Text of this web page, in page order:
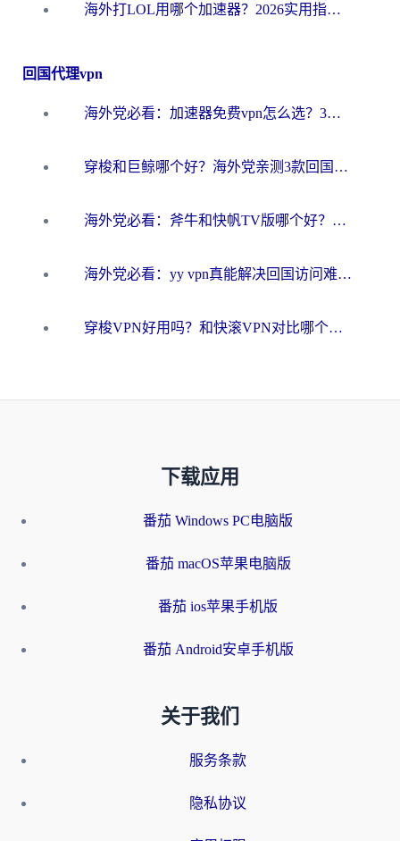
海外打LOL用哪个加速器？2026实用指南：从延迟到设备适配，一篇解决你的国服游戏痛点
回国代理vpn
海外党必看：加速器免费vpn怎么选？3步教你无缝访问国内资源
穿梭和巨鲸哪个好？海外党亲测3款回国加速器，教你避开90%的坑
海外党必看：斧牛和快帆TV版哪个好？3分钟选对回国加速器，无缝刷B站、追热剧
海外党必看：yy vpn真能解决回国访问难题？附云极initap测评+免费方案对比
穿梭VPN好用吗？和快滚VPN对比哪个回国效果更好？海外党选回国加速器必看指南
下载应用
番茄 Windows PC电脑版
番茄 macOS苹果电脑版
番茄 ios苹果手机版
番茄 Android安卓手机版
关于我们
服务条款
隐私协议